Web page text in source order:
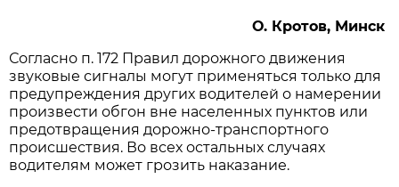
О. Кротов, Минск
Согласно п. 172 Правил дорожного движения
звуковые сигналы могут применяться только для
предупреждения других водителей о намерении
произвести обгон вне населенных пунктов или
предотвращения дорожно-транспортного
происшествия. Во всех остальных случаях
водителям может грозить наказание.